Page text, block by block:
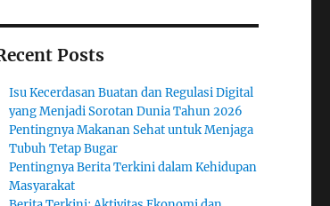
Posts
Isu Kecerdasan Buatan dan Regulasi Digital
yang Menjadi Sorotan Dunia Tahun 2026
Pentingnya Makanan Sehat untuk Menjaga
Tubuh Tetap Bugar
Pentingnya Berita Terkini dalam Kehidupan
Masyarakat